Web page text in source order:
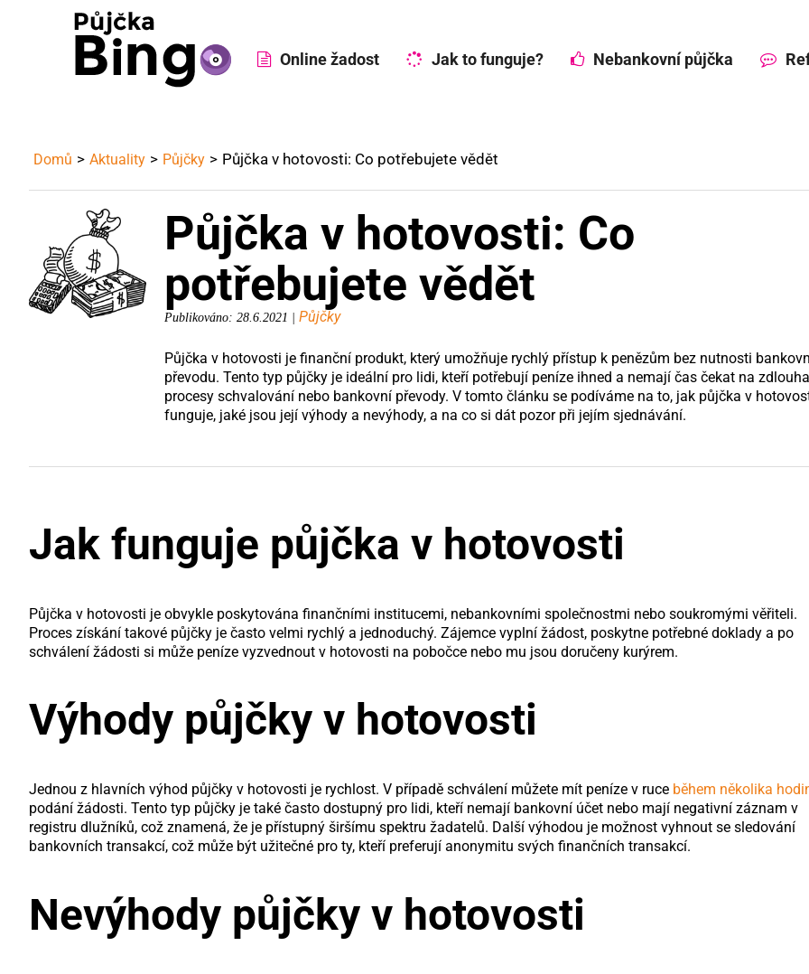
Online žadost Jak to funguje? Nebankovní půjčka
Domů Aktuality Půjčky Půjčka v hotovosti: Co potřebujete vědět
Půjčka v hotovosti: Co
potřebujete vědět
Publikováno: 28.6.2021 | Půjčky
Půjčka v hotovosti je finanční produkt, který umožňuje rychlý přístup k penězům bez nutnosti
převodu. Tento typ půjčky je ideální pro lidi, kteří potřebují peníze ihned a nemají čas čekat na
procesy schvalování nebo bankovní převody. V tomto článku se podíváme na to, jak půjčka v
funguje, jaké jsou její výhody a nevýhody, a na co si dát pozor při jejím sjednávání.
Jak funguje půjčka v hotovosti
Půjčka v hotovosti je obvykle poskytována finančními institucemi, nebankovními společnostmi nebo soukromými věřiteli.
Proces získání takové půjčky je často velmi rychlý a jednoduchý. Zájemce vyplní žádost, poskytne potřebné doklady a po
schválení žádosti si může peníze vyzvednout v hotovosti na pobočce nebo mu jsou doručeny kurýrem.
Výhody půjčky v hotovosti
Jednou z hlavních výhod půjčky v hotovosti je rychlost. V případě schválení můžete mít peníze v ruce během několika
podání žádosti. Tento typ půjčky je také často dostupný pro lidi, kteří nemají bankovní účet nebo mají negativní záznam v
registru dlužníků, což znamená, že je přístupný širšímu spektru žadatelů. Další výhodou je možnost vyhnout se sledování
bankovních transakcí, což může být užitečné pro ty, kteří preferují anonymitu svých finančních transakcí.
Nevýhody půjčky v hotovosti